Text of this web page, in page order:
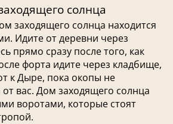
солнца
заходящего солнца находится
Идите от деревни через
прямо сразу после того, как
форта идите через кладбище,
к Дыре, пока окопы не
от вас. Дом заходящего солнца
воротами, которые стоят